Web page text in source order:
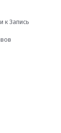
к Запись